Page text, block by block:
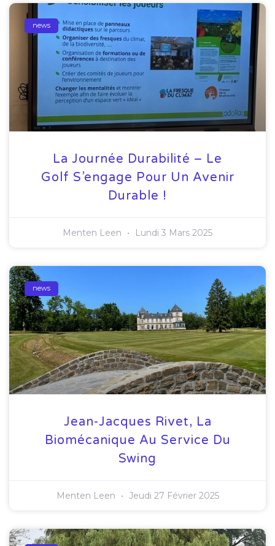
news
La Journée Durabilité – Le
Golf S’engage Pour Un Avenir
Durable !
Menten Leen Lundi 3 Mars 2025
news
Jean-Jacques Rivet, La
Biomécanique Au Service Du
Swing
Menten Leen Jeudi 27 Février 2025